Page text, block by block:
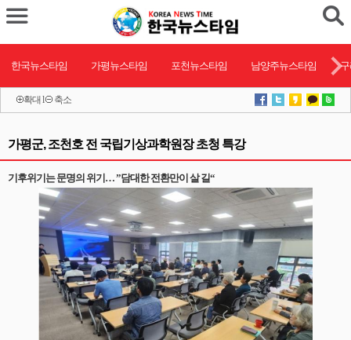
한국뉴스타임 가평뉴스타임 포천뉴스타임 남양주뉴스타임
확대 l 축소
가평군, 조천호 전 국립기상과학원장 초청 특강
기후위기는 문명의 위기… ”담대한 전환만이 살 길“